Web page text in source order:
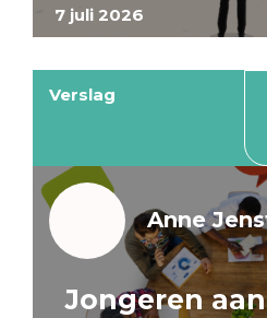
7 juli 2026
Verslag
Anne
Jongeren